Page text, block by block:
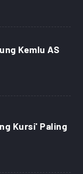
Kemlu AS
Kursi' Paling